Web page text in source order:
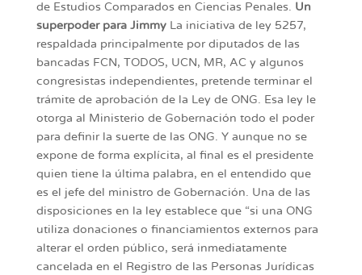
de Estudios Comparados en Ciencias Penales. Un
superpoder para JimmyLa iniciativa de ley 5257,
respaldada principalmente por diputados de las
bancadas FCN, TODOS, UCN, MR, AC y algunos
congresistas independientes, pretende terminar el
trámite de aprobación de la Ley de ONG. Esa ley le
otorga al Ministerio de Gobernación todo el poder
para definir la suerte de las ONG. Y aunque no se
expone de forma explícita, al final es el presidente
quien tiene la última palabra, en el entendido que
es el jefe del ministro de Gobernación. Una de las
disposiciones en la ley establece que “si una ONG
utiliza donaciones o financiamientos externos para
alterar el orden público, será inmediatamente
cancelada en el Registro de las Personas Jurídicas